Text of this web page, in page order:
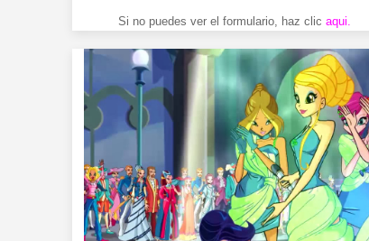
Si no puedes ver el formulario, haz clicaqui.